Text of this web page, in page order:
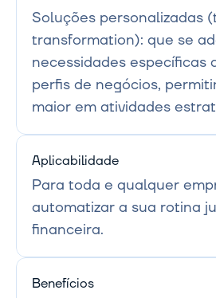
Soluções personalizadas
transformation): que se
necessidades específicas
perfis de negócios,
maior em atividades
Aplicabilidade
Para toda e qualquer
automatizar a sua rotina
financeira.
Benefícios